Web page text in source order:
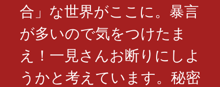
合」な世界がここに。暴言
が多いので気をつけたま
え！一見さんお断りにしよ
うかと考えています。秘密